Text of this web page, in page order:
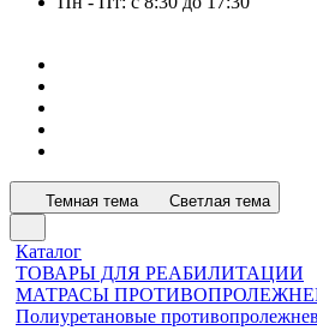
Темная тема Светлая тема
Каталог
ТОВАРЫ ДЛЯ РЕАБИЛИТАЦИИ
МАТРАСЫ
Полиуретановые